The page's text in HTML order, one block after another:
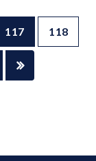
117 118